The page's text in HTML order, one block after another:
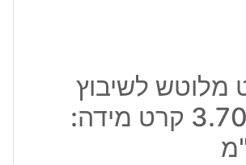
מלוטש לשיבוץ
במשקל: 3.70 קרט מידה: